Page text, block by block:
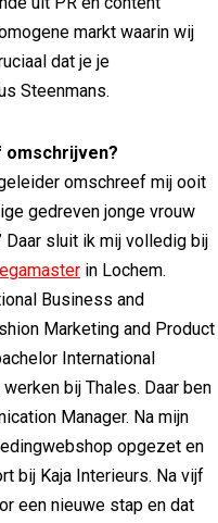
markt waarin wij
dat je je
Steenmans.
omschrijven?
omschreef mij ooit
gedreven jonge vrouw
Daar sluit ik mij volledig bij
in Lochem.
Business and
Marketing and Product
International
bij Thales. Daar ben
Manager. Na mijn
opgezet en
bij Kaja Interieurs. Na vijf
een nieuwe stap en dat